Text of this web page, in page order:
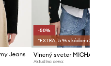
Jeans
-50%
*EXTRA -5 % s kódom: SALE
Vlnený sveter MICHAEL
Aktuálna cena: